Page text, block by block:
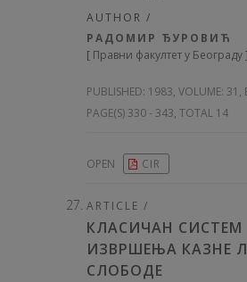
AUTHOR /
РАДОМИР ЂУРОВИЋ
[ Правни факултет у Београду]
PUBLISHED: 1983, VOLUME: 31 ,
PAGE(S) 330 - 343, TOTAL 14
OPEN CIR
ARTICLE /
КЛАСИЧАН СИСТЕМ
ИЗВРШЕЊА КАЗНЕ
СЛОБОДЕ